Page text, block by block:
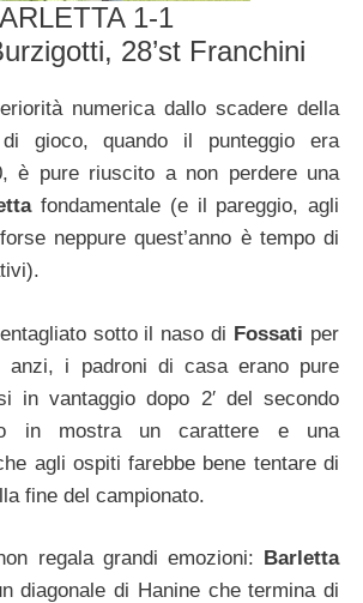
1-1
28’st Franchini
numerica dallo scadere della
gioco, quando il punteggio era
è pure riuscito a non perdere una
fondamentale (e il pareggio, agli
neppure quest’anno è tempo di
sotto il naso di Fossati per
anzi, i padroni di casa erano pure
in vantaggio dopo 2′ del secondo
in mostra un carattere e una
agli ospiti farebbe bene tentare di
fine del campionato.
regala grandi emozioni: Barletta
diagonale di Hanine che termina di